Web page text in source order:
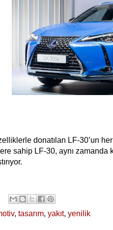
donatılan LF-30’un
sahip LF-30, aynı
, tasarım, yakıt, yenilik